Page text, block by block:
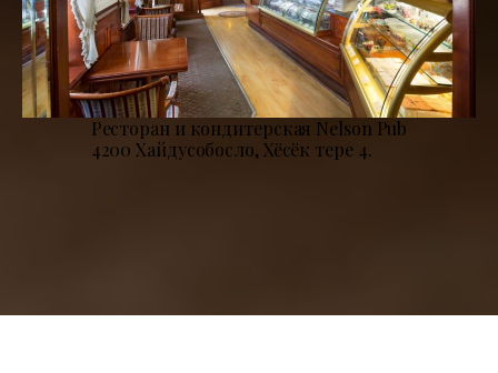
Ресторан и кондитерская Nelson Pub
4200 Хайдусобосло, Хёсёк тере 4.